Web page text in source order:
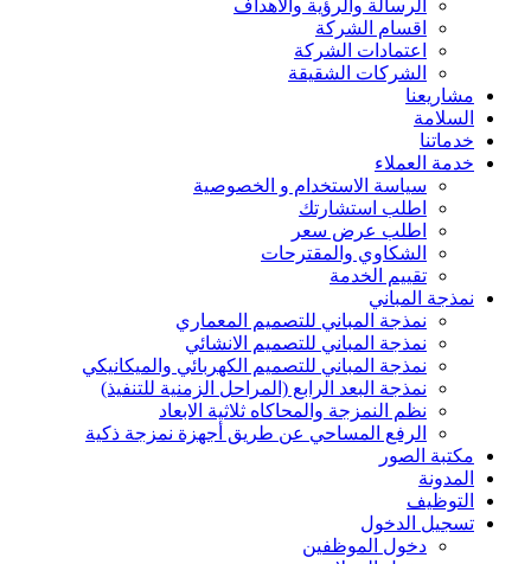
الرسالة والرؤية والأهداف
اقسام الشركة
اعتمادات الشركة
الشركات الشقيقة
مشاريعنا
السلامة
خدماتنا
خدمة العملاء
سياسة الاستخدام و الخصوصية
اطلب استشارتك
اطلب عرض سعر
الشكاوي والمقترحات
تقييم الخدمة
نمذجة المباني
نمذجة المباني للتصمیم المعماري
نمذجة المباني للتصمیم الانشائي
نمذجة المباني للتصمیم الكھربائي والمیكانیكي
نمذجة البعد الرابع (المراحل الزمنیة للتنفیذ)
نظم النمزجة والمحاكاه ثلاثیة الابعاد
الرفع المساحي عن طریق أجھزة نمزجة ذكیة
مكتبة الصور
المدونة
التوظيف
تسجيل الدخول
دخول الموظفين